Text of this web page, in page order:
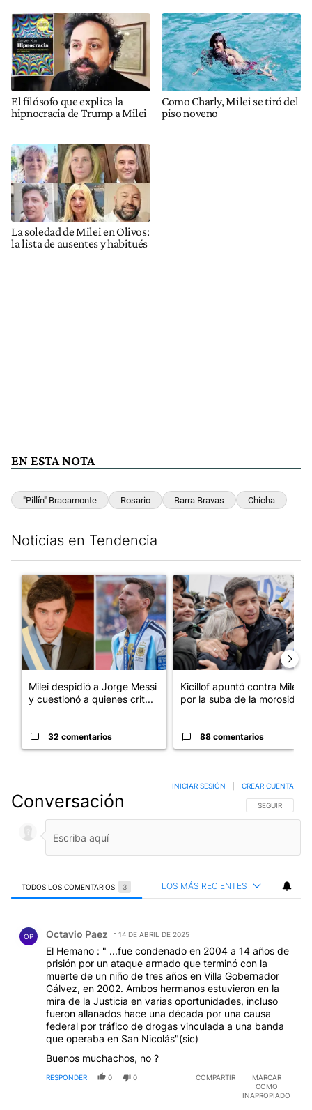
El filósofo que explica la
hipnocracia de Trump a Milei
Como Charly, Milei se tiró del
piso noveno
La soledad de Milei en Olivos:
la lista de ausentes y habitués
EN ESTA NOTA
"Pillín" Bracamonte Rosario Barra Bravas Chicha
Noticias en Tendencia
Un artículo de tendencia con el título "Milei despidió a Jorge
Milei despidió a Jorge Messi
y cuestionó a quienes crit...
32 comentarios
Un artículo de tendencia con
Kicillof apuntó contra Milei
por la suba de la morosida...
88 comentarios
Conversación SIGA ESTA
SEGUIR
INICIAR SESIÓN CREAR CUENTA
TODOS LOS COMENTARIOS 3 LOS MÁS RECIENTES
OP Octavio Paez 14 DE ABRIL DE 2025
El Hemano : " ...fue condenado en 2004 a 14 años de
prisión por un ataque armado que terminó con la
muerte de un niño de tres años en Villa Gobernador
Gálvez, en 2002. Ambos hermanos estuvieron en la
mira de la Justicia en varias oportunidades, incluso
fueron allanados hace una década por una causa
federal por tráfico de drogas vinculada a una banda
que operaba en San Nicolás"(sic)
Buenos muchachos, no ?
RESPONDER 0 0 COMPARTIR
MARCAR
COMO
INAPROPIADO